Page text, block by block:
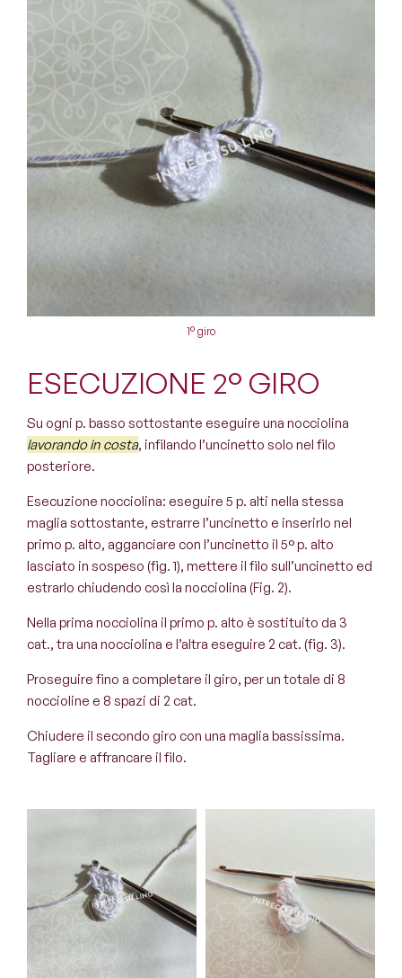
1° giro
ESECUZIONE 2° GIRO
Su ogni p. basso sottostante eseguire una nocciolina
lavorando in costa, infilando l’uncinetto solo nel filo
posteriore.
Esecuzione nocciolina: eseguire 5 p. alti nella stessa
maglia sottostante, estrarre l’uncinetto e inserirlo nel
primo p. alto, agganciare con l’uncinetto il 5° p. alto
lasciato in sospeso (fig. 1), mettere il filo sull’uncinetto ed
estrarlo chiudendo così la nocciolina (Fig. 2).
Nella prima nocciolina il primo p. alto è sostituito da 3
cat., tra una nocciolina e l’altra eseguire 2 cat. (fig. 3).
Proseguire fino a completare il giro, per un totale di 8
noccioline e 8 spazi di 2 cat.
Chiudere il secondo giro con una maglia bassissima.
Tagliare e affrancare il filo.